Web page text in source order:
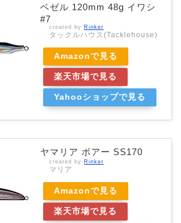
ベゼル 120mm 48g イワシ
#7
created by Rinker
タックルハウス(Tacklehouse)
Amazonで見る
楽天市場で見る
Yahooショップで見る
ヤマリア ボアー SS170
created by Rinker
マリア
Amazonで見る
楽天市場で見る